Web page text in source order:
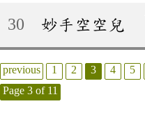
30
妙手空空兒
previous 1 2 3 4 5
Page 3 of 11